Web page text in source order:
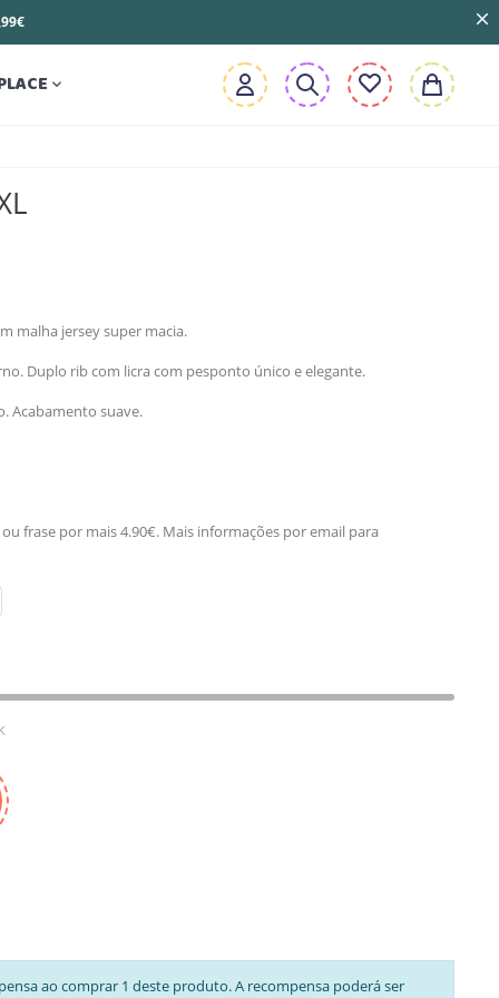

malha jersey super macia.
Duplo rib com licra com pesponto único e elegante.
Acabamento suave.
frase por mais 4.90€. Mais informações por email para
ao comprar 1 deste produto. A recompensa poderá ser